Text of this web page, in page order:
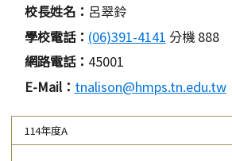
校長姓名： 呂翠鈴
學校電話： (06)391-4141 分機 888
網路電話： 45001
E-Mail： tnalison@hmps.tn.edu.tw
114年度A